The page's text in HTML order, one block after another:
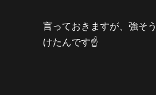
言っておきますが、強そ
けたんです☝️